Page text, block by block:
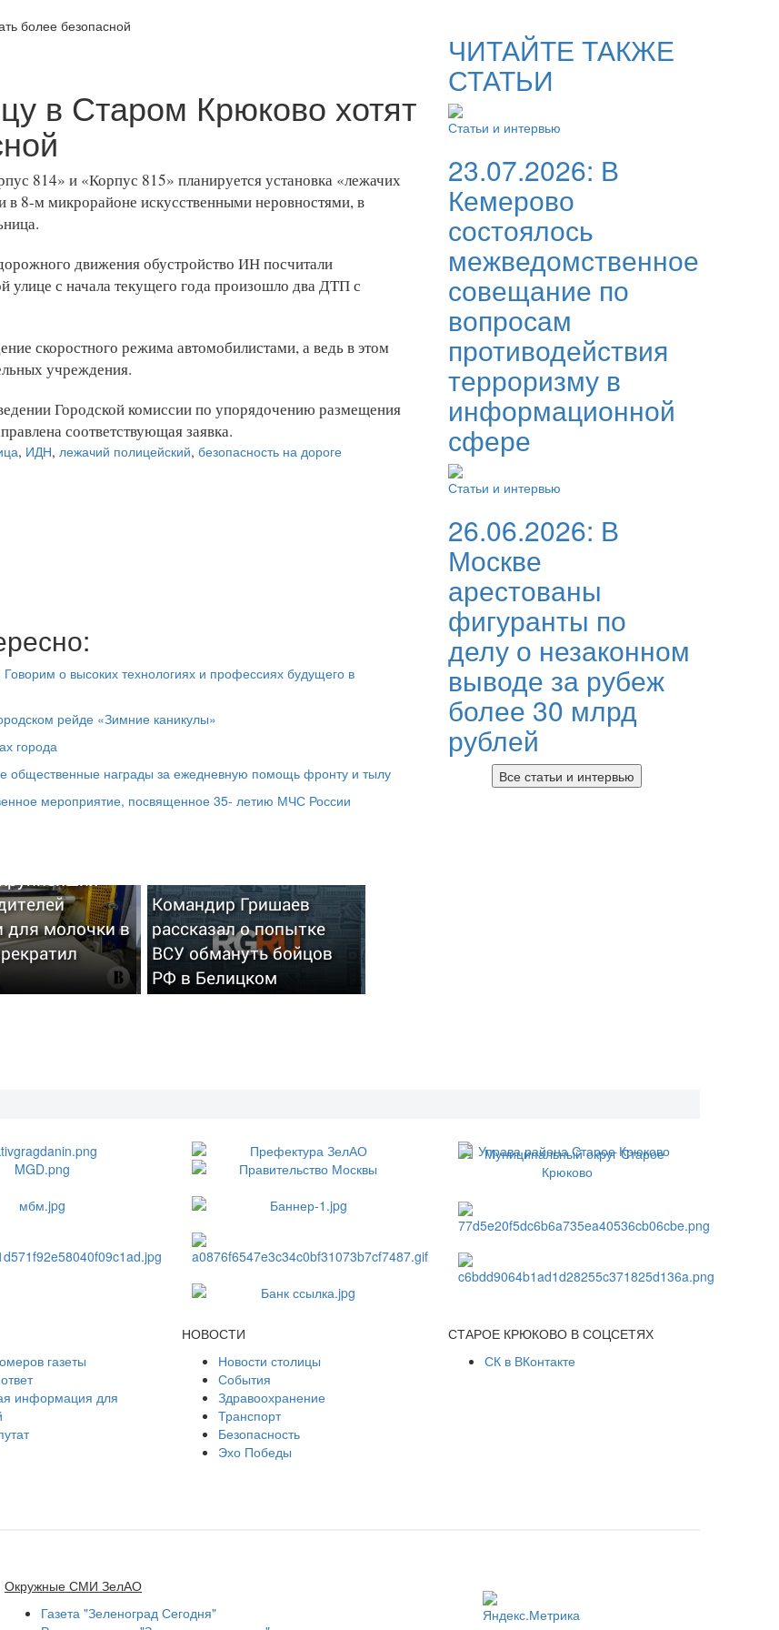
в Старом Крюково хотят
814» и «Корпус 815» планируется установка «лежачих
в 8-м микрорайоне искусственными неровностями, в
движения обустройство ИН посчитали
с начала текущего года произошло два ДТП с
скоростного режима автомобилистами, а ведь в этом
учреждения.
Городской комиссии по упорядочению размещения
соответствующая заявка.
, ИДН, лежачий полицейский, безопасность на дороге
о высоких технологиях и профессиях будущего в
рейде «Зимние каникулы»
города
общественные награды за ежедневную помощь фронту и тылу
мероприятие, посвященное 35- летию МЧС России
для молочки в
Командир Гришаев
рассказал о попытке
ВСУ обмануть бойцов
РФ в Белицком
ЧИТАЙТЕ ТАКЖЕ
СТАТЬИ
Статьи и интервью
23.07.2026: В
Кемерово
состоялось
межведомственное
совещание по
вопросам
противодействия
терроризму в
информационной
сфере
Статьи и интервью
26.06.2026: В
Москве
арестованы
фигуранты по
делу о незаконном
выводе за рубеж
более 30 млрд
рублей
Все статьи и интервью
газеты
информация для
НОВОСТИ
Новости столицы
События
Здравоохранение
Транспорт
Безопасность
Эхо Победы
СТАРОЕ КРЮКОВО В СОЦСЕТЯХ
СК в ВКонтакте
Окружные СМИ ЗелАО
Газета "Зеленоград Сегодня"